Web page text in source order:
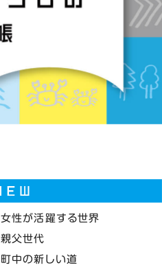
女性が活躍する世界
親父世代
町中の新しい道